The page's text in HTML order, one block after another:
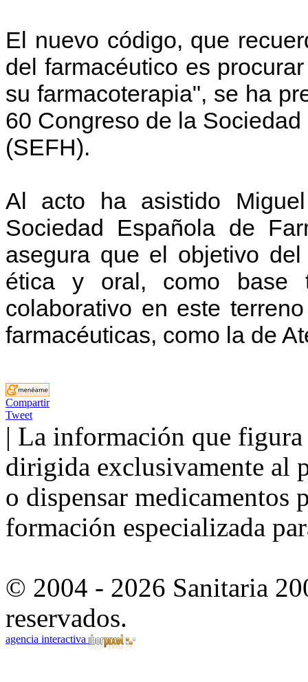
El nuevo código, que
del farmacéutico es
su farmacoterapia", se ha
60 Congreso de la
(SEFH).
Al acto ha asistido
Sociedad Española de
asegura que el objetivo
ética y oral, como base
colaborativo en este
farmacéuticas, como la de
Compartir
Tweet
| La información que
dirigida exclusivamente al
o dispensar medicamentos
formación especializada
© 2004 - 2026 Sanitaria
reservados.
agencia interactiva